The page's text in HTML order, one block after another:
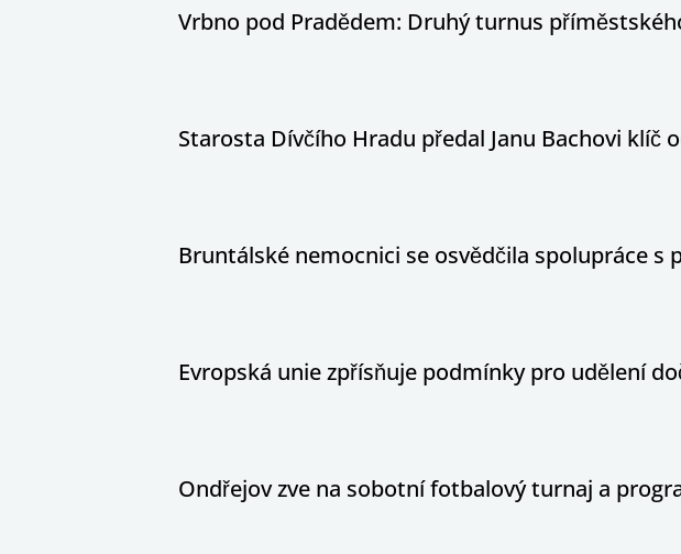
Vrbno pod Pradědem: Druhý turnus
Starosta Dívčího Hradu předal Janu Bachovi klíč
Bruntálské nemocnici se osvědčila spolupráce s
Evropská unie zpřísňuje podmínky pro udělení
Ondřejov zve na sobotní fotbalový turnaj a